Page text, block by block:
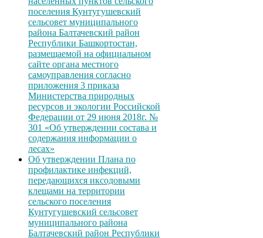
поселения Кунтугушевский
сельсовет муниципального
района Балтачевский район
Республики Башкортостан,
размещаемой на официальном
сайте органа местного
самоуправления согласно
приложения 3 приказа
Министерства природных
ресурсов и экологии Российской
Федерации от 29 июня 2018г. №
301 «Об утверждении состава и
содержания информации о
лесах»
Об утверждении Плана по
профилактике инфекций,
передающихся иксодовыми
клещами на территории
сельского поселения
Кунтугушевский сельсовет
муниципального района
Балтачевский район Республики